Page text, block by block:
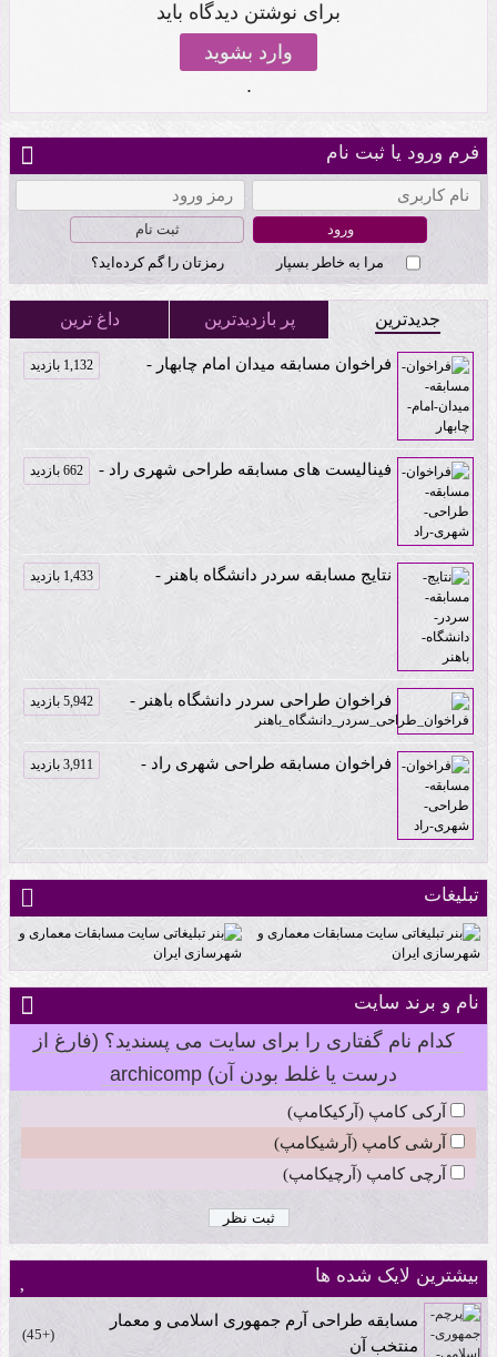
برای نوشتن دیدگاه باید
وارد بشوید
.
فرم ورود یا ثبت نام
ثبت نام
مرا به خاطر بسپار
رمزتان را گم کرده‌اید؟
جدیدترین پر بازدیدترین داغ ترین
فراخوان مسابقه میدان امام چابهار - 1,132 بازدید
فینالیست های مسابقه طراحی شهری راد - 662 بازدید
نتایج مسابقه سردر دانشگاه باهنر - 1,433 بازدید
فراخوان طراحی سردر دانشگاه باهنر - 5,942 بازدید
فراخوان مسابقه طراحی شهری راد - 3,911 بازدید
تبلیغات
نام و برند سایت
کدام نام گفتاری را برای سایت می پسندید؟ (فارغ از
درست یا غلط بودن آن) archicomp
آرکی کامپ (آرکیکامپ)
آرشی کامپ (آرشیکامپ)
آرچی کامپ (آرچیکامپ)
بیشترین لایک شده ها
مسابقه طراحی آرم جمهوری اسلامی و معمار
منتخب آن
+45